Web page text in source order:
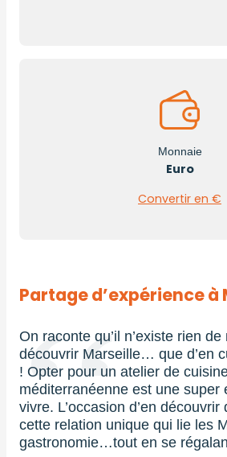
Monnaie
Euro
Convertir en €
Partage d’expérience à
On raconte qu’il n’existe rien
découvrir Marseille… que d’en
! Opter pour un atelier de
méditerranéenne est une super
vivre. L’occasion d’en
cette relation unique qui lie les
gastronomie…tout en se